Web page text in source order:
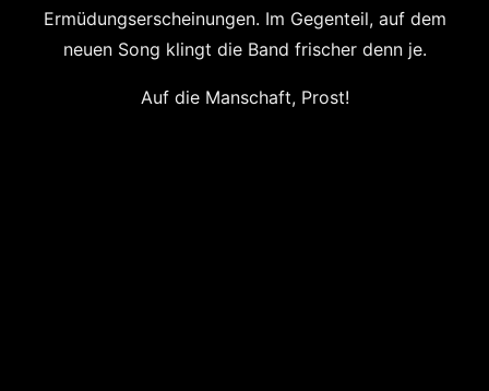
Ermüdungserscheinungen. Im Gegenteil, auf dem
neuen Song klingt die Band frischer denn je.
Auf die Manschaft, Prost!